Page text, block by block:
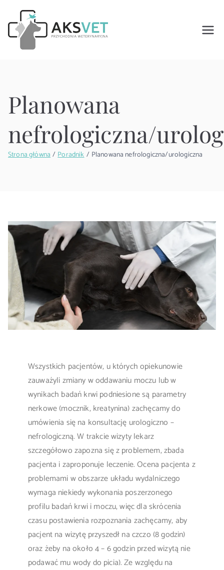
Weterynaryj
na w Oławie
Planowana
nefrologiczna/
Strona główna Poradnik Planowana nefrologiczna/urologiczna
Wszystkich pacjentów, u których opiekunowie
zauważyli zmiany w oddawaniu moczu lub w
wynikach badań krwi podniesione są parametry
nerkowe (mocznik, kreatynina) zachęcamy do
umówienia się na konsultację urologiczno –
nefrologiczną. W trakcie wizyty lekarz
szczegółowo zapozna się z problemem, zbada
pacjenta i zaproponuje leczenie. Ocena pacjenta z
problemami w obszarze układu wydalniczego
wymaga niekiedy wykonania poszerzonego
profilu badań krwi i moczu, więc dla skrócenia
czasu postawienia rozpoznania zachęcamy, aby
pacjent na wizytę przyszedł na czczo (8 godzin)
oraz żeby na około 4 – 6 godzin przed wizytą nie
podawać mu wody do picia). Ze względu na